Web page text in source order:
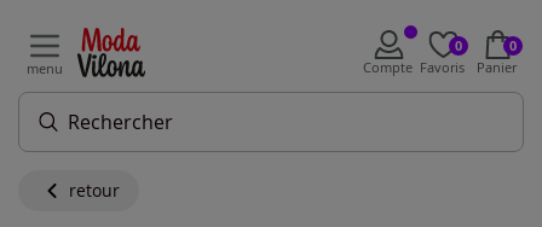
menu Compte
0
Favoris
0
Panier
retour